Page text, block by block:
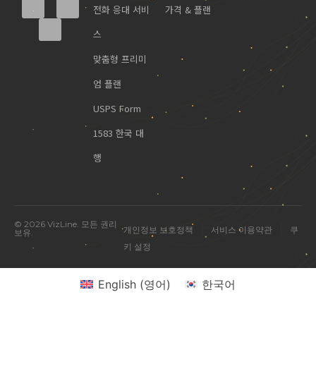
전화 응대 서비
스
맞춤형 프리미
엄 플랜
USPS Form
1583 한국 대
행
가격 & 플랜
© 2026 VizLine. 모든 권리
보유.
개인정보 보호정책 서비스 이용약관
쿠
키 설정
English(영어) 한국어